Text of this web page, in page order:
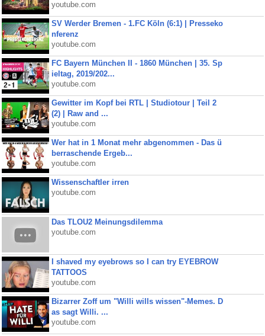
youtube.com
SV Werder Bremen - 1.FC Köln (6:1) | Presseko
nferenz
youtube.com
FC Bayern München II - 1860 München | 35. Sp
ieltag, 2019/202...
youtube.com
Gewitter im Kopf bei RTL | Studiotour | Teil 2
(2) | Raw and ...
youtube.com
Wer hat in 1 Monat mehr abgenommen - Das ü
berraschende Ergeb...
youtube.com
Wissenschaftler irren
youtube.com
Das TLOU2 Meinungsdilemma
youtube.com
I shaved my eyebrows so I can try EYEBROW
TATTOOS
youtube.com
Bizarrer Zoff um "Willi wills wissen"-Memes. D
as sagt Willi. ...
youtube.com